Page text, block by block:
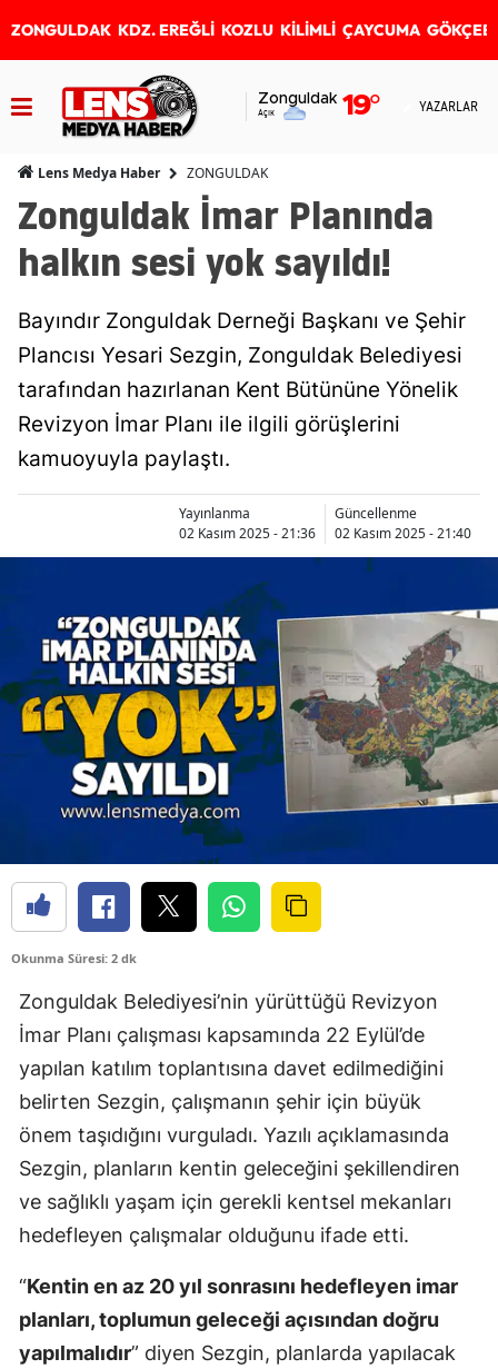
ZONGULDAK KDZ. EREĞLİ KOZLU KİLİMLİ ÇAYCUMA
Zonguldak
Açık 19° YAZARLAR
Lens Medya Haber ZONGULDAK
Zonguldak İmar Planında
halkın sesi yok sayıldı!
Bayındır Zonguldak Derneği Başkanı ve Şehir
Plancısı Yesari Sezgin, Zonguldak Belediyesi
tarafından hazırlanan Kent Bütününe Yönelik
Revizyon İmar Planı ile ilgili görüşlerini
kamuoyuyla paylaştı.
Yayınlanma
02 Kasım 2025 - 21:36
Güncellenme
02 Kasım 2025 - 21:40
Okunma Süresi: 2 dk
Zonguldak Belediyesi’nin yürüttüğü Revizyon
İmar Planı çalışması kapsamında 22 Eylül’de
yapılan katılım toplantısına davet edilmediğini
belirten Sezgin, çalışmanın şehir için büyük
önem taşıdığını vurguladı. Yazılı açıklamasında
Sezgin, planların kentin geleceğini şekillendiren
ve sağlıklı yaşam için gerekli kentsel mekanları
hedefleyen çalışmalar olduğunu ifade etti.
“Kentin en az 20 yıl sonrasını hedefleyen imar
planları, toplumun geleceği açısından doğru
yapılmalıdır” diyen Sezgin, planlarda yapılacak